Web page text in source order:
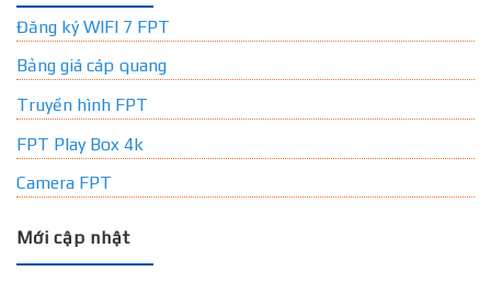
Đăng ký WIFI 7 FPT
Bảng giá cáp quang
Truyền hình FPT
FPT Play Box 4k
Camera FPT
Mới cập nhật